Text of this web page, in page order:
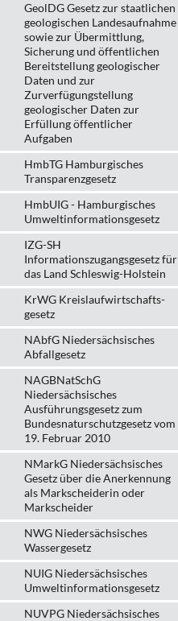
GeolDG Gesetz zur staatlichen
geologischen Landesaufnahme
sowie zur Übermittlung,
Sicherung und öffentlichen
Bereitstellung geologischer
Daten und zur
Zurverfügungstellung
geologischer Daten zur
Erfüllung öffentlicher
Aufgaben
HmbTG Hamburgisches
Transparenzgesetz
HmbUIG - Hamburgisches
Umweltinformationsgesetz
IZG-SH
Informationszugangsgesetz für
das Land Schleswig-Holstein
KrWG Kreislaufwirtschafts­
gesetz
NAbfG Niedersächsisches
Abfallgesetz
NAGBNatSchG
Niedersächsisches
Ausführungsgesetz zum
Bundesnaturschutzgesetz vom
19. Februar 2010
NMarkG Niedersächsisches
Gesetz über die Anerkennung
als Markscheiderin oder
Markscheider
NWG Niedersächsisches
Wassergesetz
NUIG Niedersächsisches
Umweltinformationsgesetz
NUVPG Niedersächsisches